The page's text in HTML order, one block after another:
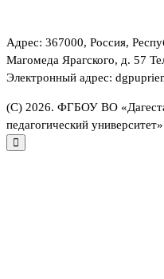
Адрес: 367000, Россия,
Магомеда Ярагского, д. 57
Электронный адрес:
(С) 2026. ФГБОУ ВО
педагогический